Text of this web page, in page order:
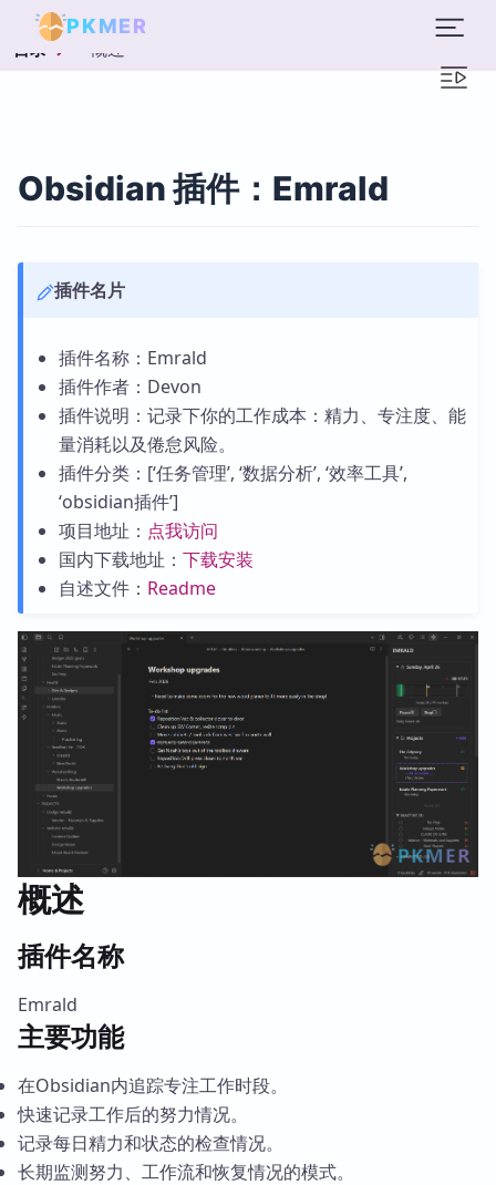
PKMER
目录 概述
Obsidian 插件：Emrald
插件名片
插件名称：Emrald
插件作者：Devon
插件说明：记录下你的工作成本：精力、专注度、能
量消耗以及倦怠风险。
插件分类：[‘任务管理’, ‘数据分析’, ‘效率工具’,
‘obsidian插件’]
项目地址： 点我访问
国内下载地址： 下载安装
自述文件： Readme
概述
插件名称
Emrald
主要功能
在Obsidian内追踪专注工作时段。
快速记录工作后的努力情况。
记录每日精力和状态的检查情况。
长期监测努力、工作流和恢复情况的模式。